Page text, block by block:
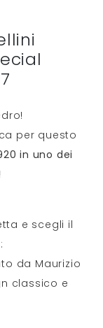
per questo
in uno dei
e scegli il
da Maurizio
classico e